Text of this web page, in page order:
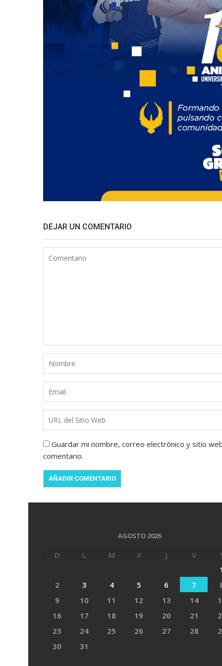
DEJAR UN COMENTARIO
Guardar mi nombre, correo electrónico y sitio
comentario.
AGOSTO 2026
D L M X J V
2
3 4 5 6 7
9
10 11 12 13 14
16
17 18 19 20 21
23
24 25 26 27 28
30
31